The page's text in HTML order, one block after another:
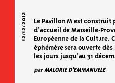
12/12/2012
Le Pavillon M est construit
d’accueil de Marseille-
Européenne de la Culture.
éphémère sera ouverte dès
les jours jusqu’au 31
parMALORIE D'EMMANUELE